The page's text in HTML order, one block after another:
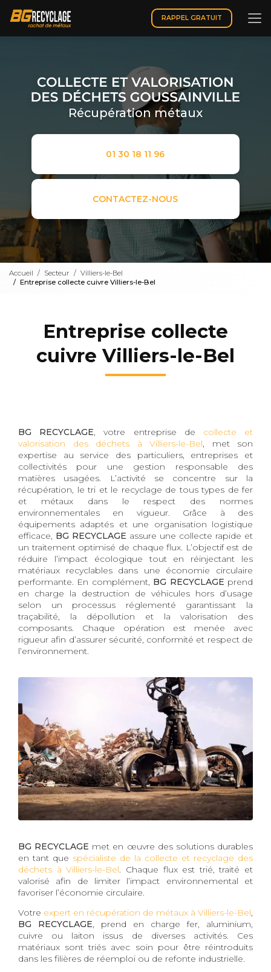
contenu
principal
RAPPEL GRATUIT
Récupération métaux
01 30 18 11 96
CONTACTEZ-NOUS
Accueil Secteur
Villiers-le-Bel
Entreprise collecte cuivre Villiers-le-Bel
Entreprise collecte
cuivre Villiers-le-Bel
BG RECYCLAGE, votre entreprise de collecte et
valorisation des déchets à Villiers-le-Bel, met son
expertise au service des particuliers, entreprises et
collectivités pour une gestion responsable des
matières usagées. L’activité se concentre sur la
récupération, le tri et le recyclage de tous types de fer
et métaux dans le respect des normes
environnementales en vigueur. Grâce à des
équipements adaptés et une organisation logistique
efficace, BG RECYCLAGE assure une collecte rapide et
un traitement optimisé de chaque flux. L’objectif est de
réduire l’impact écologique tout en réinjectant les
matériaux recyclables dans une économie circulaire
performante. En complément, BG RECYCLAGE prend
en charge la destruction de véhicules hors d’usage
selon un processus réglementé garantissant la
traçabilité, la dépollution et la valorisation des
composants. Chaque opération est menée avec
rigueur afin d’assurer sécurité, conformité et respect de
l’environnement.
BG RECYCLAGE met en œuvre des solutions durables
en tant que spécialiste de la collecte et recyclage des
déchets à Villiers-le-Bel. Chaque flux est trié, traité et
valorisé afin de limiter l’impact environnemental et
favoriser l’économie circulaire.
Votre expert en récupération de métaux à Villiers-le-Bel,
BG RECYCLAGE, prend en charge fer, aluminium,
cuivre ou laiton issus de diverses activités. Ces
matériaux sont triés avec soin pour être réintroduits
dans les filières de réemploi ou de refonte industrielle.